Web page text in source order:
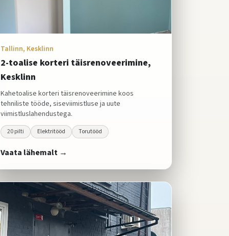
Tallinn, Kesklinn
2-toalise korteri täisrenoveerimine,
Kesklinn
Kahetoalise korteri täisrenoveerimine koos
tehniliste tööde, siseviimistluse ja uute
viimistluslahendustega.
20pilti Elektritööd Torutööd
Vaata lähemalt →